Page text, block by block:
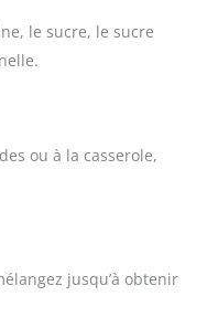
le sucre, le sucre
ou à la casserole,
jusqu’à obtenir